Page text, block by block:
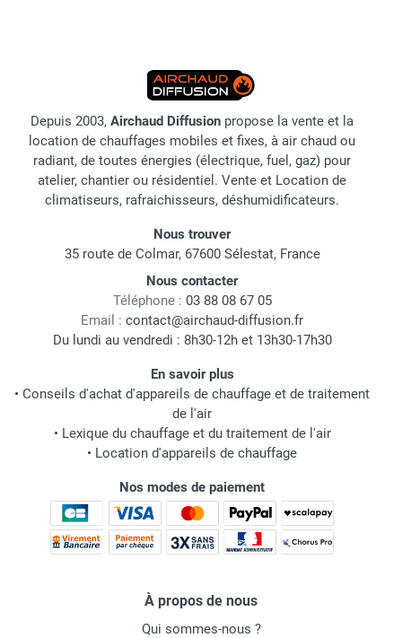
Depuis 2003, Airchaud Diffusion propose la vente et la
location de chauffages mobiles et fixes, à air chaud ou
radiant, de toutes énergies (électrique, fuel, gaz) pour
atelier, chantier ou résidentiel. Vente et Location de
climatiseurs, rafraichisseurs, déshumidificateurs.
Nous trouver
35 route de Colmar, 67600 Sélestat, France
Nous contacter
Téléphone : 03 88 08 67 05
Email : contact@airchaud-diffusion.fr
Du lundi au vendredi : 8h30-12h et 13h30-17h30
En savoir plus
• Conseils d'achat d'appareils de chauffage et de traitement
de l'air
• Lexique du chauffage et du traitement de l'air
• Location d'appareils de chauffage
Nos modes de paiement
À propos de nous
Qui sommes-nous ?